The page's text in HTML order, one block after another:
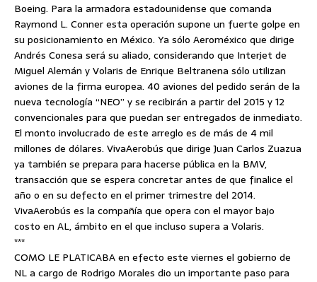
Boeing. Para la armadora estadounidense que comanda
Raymond L. Conner esta operación supone un fuerte golpe en
su posicionamiento en México. Ya sólo Aeroméxico que dirige
Andrés Conesa será su aliado, considerando que Interjet de
Miguel Alemán y Volaris de Enrique Beltranena sólo utilizan
aviones de la firma europea. 40 aviones del pedido serán de la
nueva tecnología “NEO” y se recibirán a partir del 2015 y 12
convencionales para que puedan ser entregados de inmediato.
El monto involucrado de este arreglo es de más de 4 mil
millones de dólares. VivaAerobús que dirige Juan Carlos Zuazua
ya también se prepara para hacerse pública en la BMV,
transacción que se espera concretar antes de que finalice el
año o en su defecto en el primer trimestre del 2014.
VivaAerobús es la compañía que opera con el mayor bajo
costo en AL, ámbito en el que incluso supera a Volaris.
***
COMO LE PLATICABA en efecto este viernes el gobierno de
NL a cargo de Rodrigo Morales dio un importante paso para